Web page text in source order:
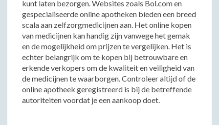
kunt laten bezorgen. Websites zoals Bol.com en
gespecialiseerde online apotheken bieden een breed
scala aan zelfzorgmedicijnen aan. Het online kopen
van medicijnen kan handig zijn vanwege het gemak
en de mogelijkheid om prijzen te vergelijken. Het is
echter belangrijk om te kopen bij betrouwbare en
erkende verkopers om de kwaliteit en veiligheid van
de medicijnen te waarborgen. Controleer altijd of de
online apotheek geregistreerd is bij de betreffende
autoriteiten voordat je een aankoop doet.